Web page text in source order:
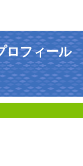
ロフィール